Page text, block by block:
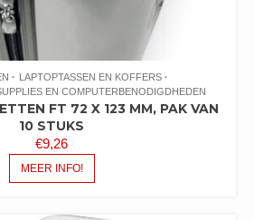
LAPTOPTASSEN EN KOFFERS
EN COMPUTERBENODIGDHEDEN
FT 72 X 123 MM, PAK VAN
10 STUKS
€9,26
MEER INFO!